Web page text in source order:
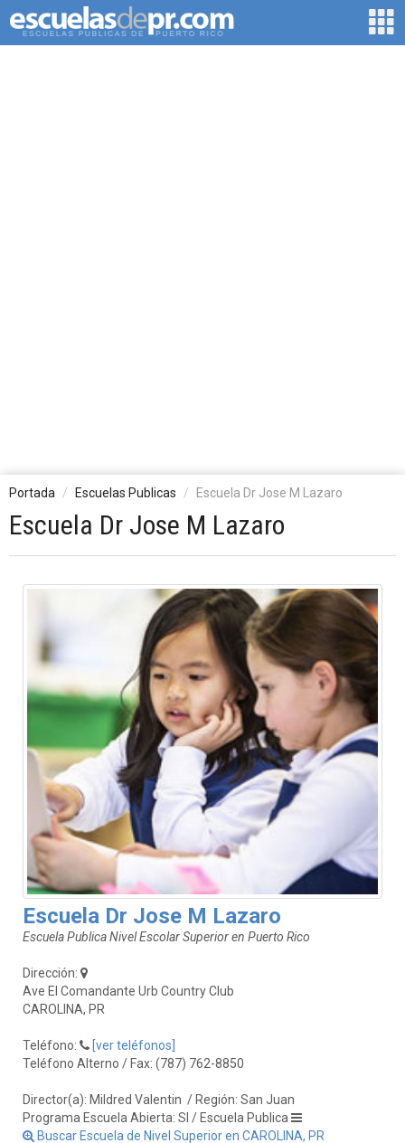
Portada Escuelas Publicas Escuela Dr Jose M Lazaro
Escuela Dr Jose M Lazaro
Escuela Dr Jose M Lazaro
Escuela Publica Nivel Escolar Superior en Puerto Rico
Dirección:
Ave El Comandante Urb Country Club
CAROLINA, PR
Teléfono:
[ver teléfonos]
Teléfono Alterno / Fax: (787) 762-8850
Director(a): Mildred Valentin / Región: San Juan
Programa Escuela Abierta: SI / Escuela Publica
Buscar Escuela de Nivel Superior en CAROLINA, PR